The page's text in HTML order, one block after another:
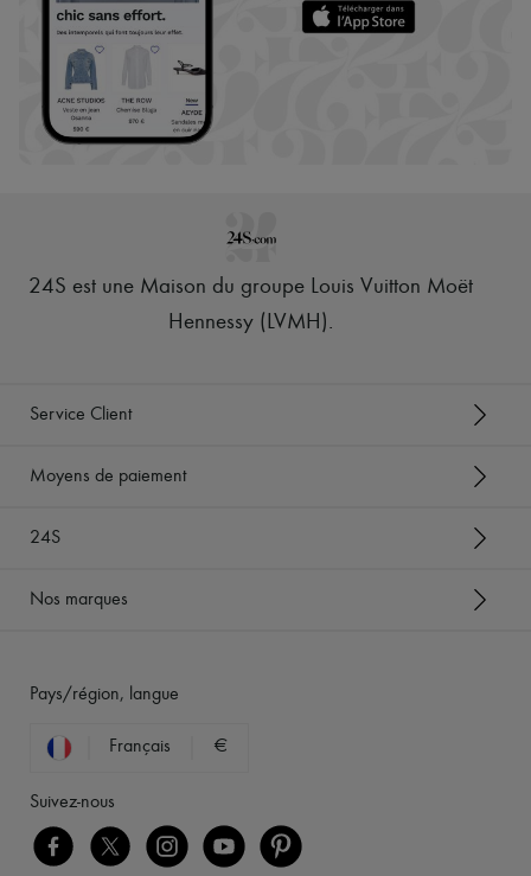
24S est une Maison du groupe Louis Vuitton Moët
Hennessy (LVMH).
Service Client
Moyens de paiement
24S
Nos marques
Pays/région, langue
Français €
Suivez-nous